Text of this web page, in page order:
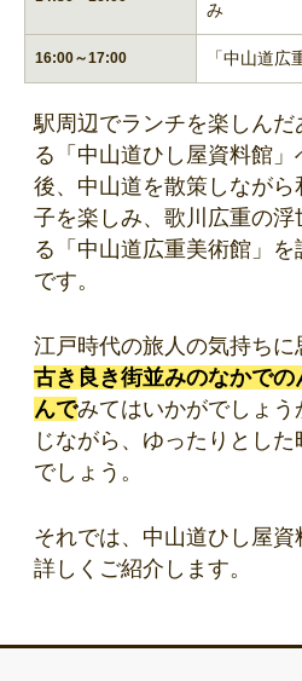
み
16:00～17:00 「中山道広
駅周辺でランチを楽しん
る「中山道ひし屋資料館
後、中山道を散策しなが
子を楽しみ、歌川広重の浮
る「中山道広重美術館」
です。
江戸時代の旅人の気持ちに
古き良き街並みのなかでの
んでみてはいかがでしょ
じながら、ゆったりとし
でしょう。
それでは、中山道ひし屋
詳しくご紹介します。